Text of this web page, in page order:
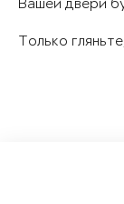
Вашей двери
Только